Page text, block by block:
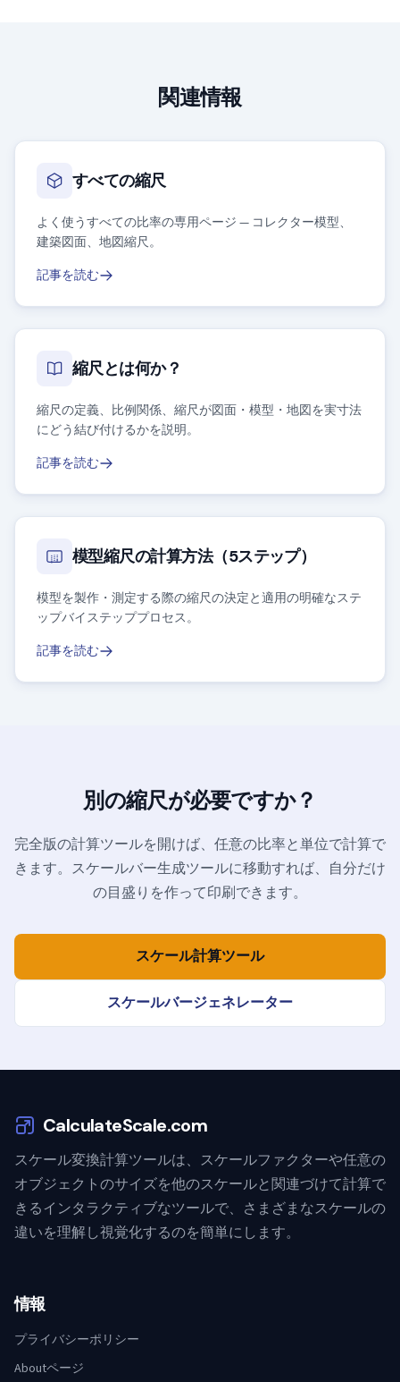
関連情報
すべての縮尺
よく使うすべての比率の専用ページ — コレクター模型、
建築図面、地図縮尺。
記事を読む
縮尺とは何か？
縮尺の定義、比例関係、縮尺が図面・模型・地図を実寸法
にどう結び付けるかを説明。
記事を読む
模型縮尺の計算方法（5ステップ）
模型を製作・測定する際の縮尺の決定と適用の明確なステ
ップバイステッププロセス。
記事を読む
別の縮尺が必要ですか？
完全版の計算ツールを開けば、任意の比率と単位で計算で
きます。スケールバー生成ツールに移動すれば、自分だけ
の目盛りを作って印刷できます。
スケール計算ツール
スケールバージェネレーター
CalculateScale.com
スケール変換計算ツールは、スケールファクターや任意の
オブジェクトのサイズを他のスケールと関連づけて計算で
きるインタラクティブなツールで、さまざまなスケールの
違いを理解し視覚化するのを簡単にします。
情報
プライバシーポリシー
Aboutページ